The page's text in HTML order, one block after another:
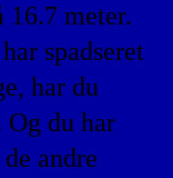
16.7 meter.
spadseret
har du
du har
andre